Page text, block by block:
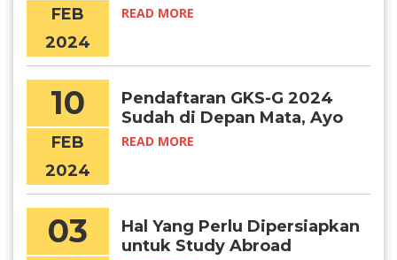
FEB
2024
READ MORE
10
FEB
2024
Pendaftaran GKS-G 2024
Sudah di Depan Mata, Ayo
Persiapkan Diri!
READ MORE
03
Hal Yang Perlu Dipersiapkan
untuk Study Abroad